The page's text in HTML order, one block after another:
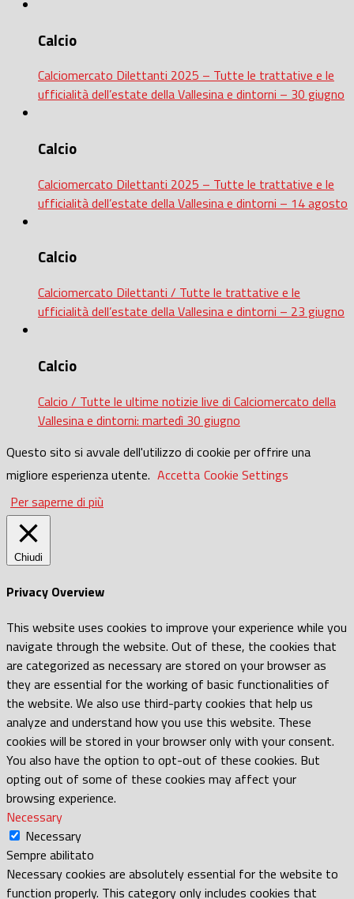
Calcio
Calciomercato Dilettanti 2025 – Tutte le trattative e le
ufficialità dell’estate della Vallesina e dintorni – 30 giugno
Calcio
Calciomercato Dilettanti 2025 – Tutte le trattative e le
ufficialità dell’estate della Vallesina e dintorni – 14 agosto
Calcio
Calciomercato Dilettanti / Tutte le trattative e le
ufficialità dell’estate della Vallesina e dintorni – 23 giugno
Calcio
Calcio / Tutte le ultime notizie live di Calciomercato della
Vallesina e dintorni: martedì 30 giugno
Questo sito si avvale dell'utilizzo di cookie per offrire una
migliore esperienza utente. Accetta Cookie Settings
Per saperne di più
Chiudi
Privacy Overview
This website uses cookies to improve your experience while you
navigate through the website. Out of these, the cookies that
are categorized as necessary are stored on your browser as
they are essential for the working of basic functionalities of
the website. We also use third-party cookies that help us
analyze and understand how you use this website. These
cookies will be stored in your browser only with your consent.
You also have the option to opt-out of these cookies. But
opting out of some of these cookies may affect your
browsing experience.
Necessary
Necessary
Sempre abilitato
Necessary cookies are absolutely essential for the website to
function properly. This category only includes cookies that